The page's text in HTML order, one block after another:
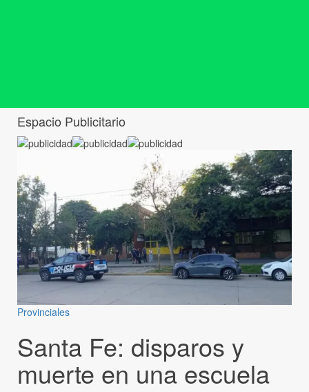
Espacio Publicitario
Provinciales
Santa Fe: disparos y
muerte en una escuela